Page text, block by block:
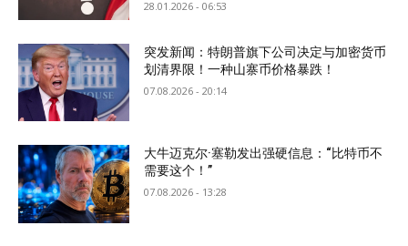
28.01.2026 - 06:53
突发新闻：特朗普旗下公司决定与加密货币
划清界限！一种山寨币价格暴跌！
07.08.2026 - 20:14
大牛迈克尔·塞勒发出强硬信息：“比特币不
需要这个！”
07.08.2026 - 13:28